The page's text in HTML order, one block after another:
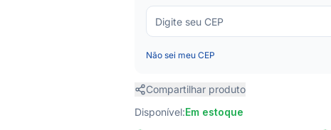
Não sei meu CEP
Compartilhar produto
Disponível:Em estoque